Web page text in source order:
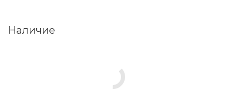
Наличие